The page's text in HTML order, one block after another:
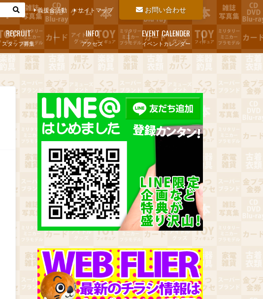
お問い合わせ
義援金活動 サイトマップ
スタッフ募集
RECRUIT
アクセス
INFO
イベントカレンダー
EVENT CALENDER